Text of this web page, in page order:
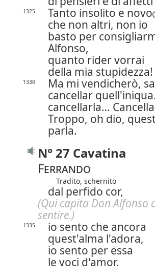
1325 Tanto insolito e novo
che non altri, non io
basto per
Alfonso,
quanto rider vorrai
della mia stupidezza!
1330
Ma mi vendicherò,
cancellar
cancellarla…
Troppo, oh dio,
parla.
N° 27 Cavatina
Ferrando
Tradito, schernito
dal perfido cor,
(Qui capita Don Alfonso
sentire.)
1335
io sento che ancora
quest'alma l'adora,
io sento per essa
le voci d'amor.